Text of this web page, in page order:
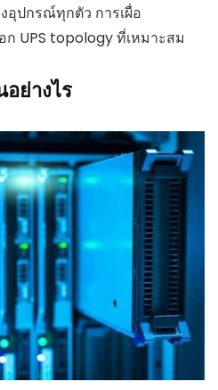
อุปกรณ์ทุกตัว การเผื่อ
UPS topology ที่เหมาะสม
ย่างไร